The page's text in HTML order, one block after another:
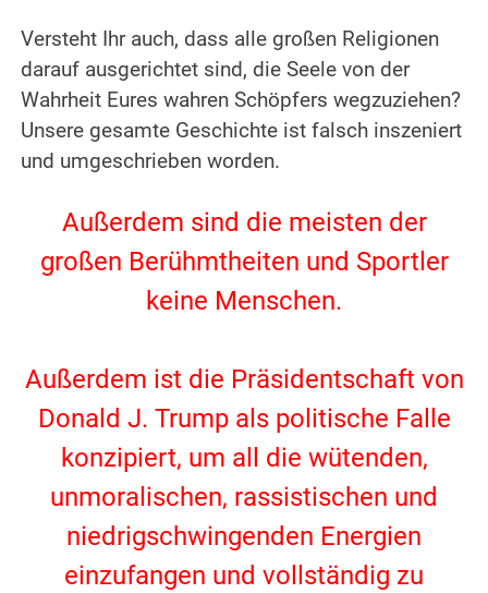
Versteht Ihr auch, dass alle großen Religionen
darauf ausgerichtet sind, die Seele von der
Wahrheit Eures wahren Schöpfers wegzuziehen?
Unsere gesamte Geschichte ist falsch inszeniert
und umgeschrieben worden.
Außerdem sind die meisten der
großen Berühmtheiten und Sportler
keine Menschen.
Außerdem ist die Präsidentschaft von
Donald J. Trump als politische Falle
konzipiert, um all die wütenden,
unmoralischen, rassistischen und
niedrigschwingenden Energien
einzufangen und vollständig zu